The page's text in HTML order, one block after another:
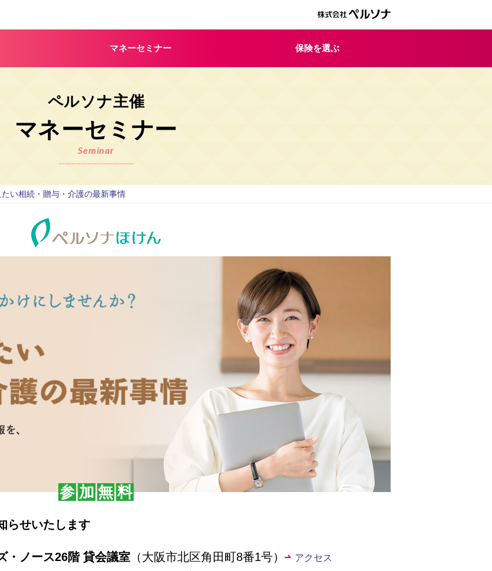
マネーセミナー 保険を選ぶ
ペルソナ主催
マネーセミナー
Seminar
い相続・贈与・介護の最新事情
参 加 無 料
らせいたします
・ノース26階 貸会議室 （大阪市北区角田町8番1号）
アクセス